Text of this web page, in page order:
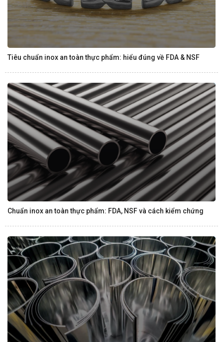
Tiêu chuẩn inox an toàn thực phẩm: hiểu đúng về FDA & NSF
Chuẩn inox an toàn thực phẩm: FDA, NSF và cách kiểm chứng